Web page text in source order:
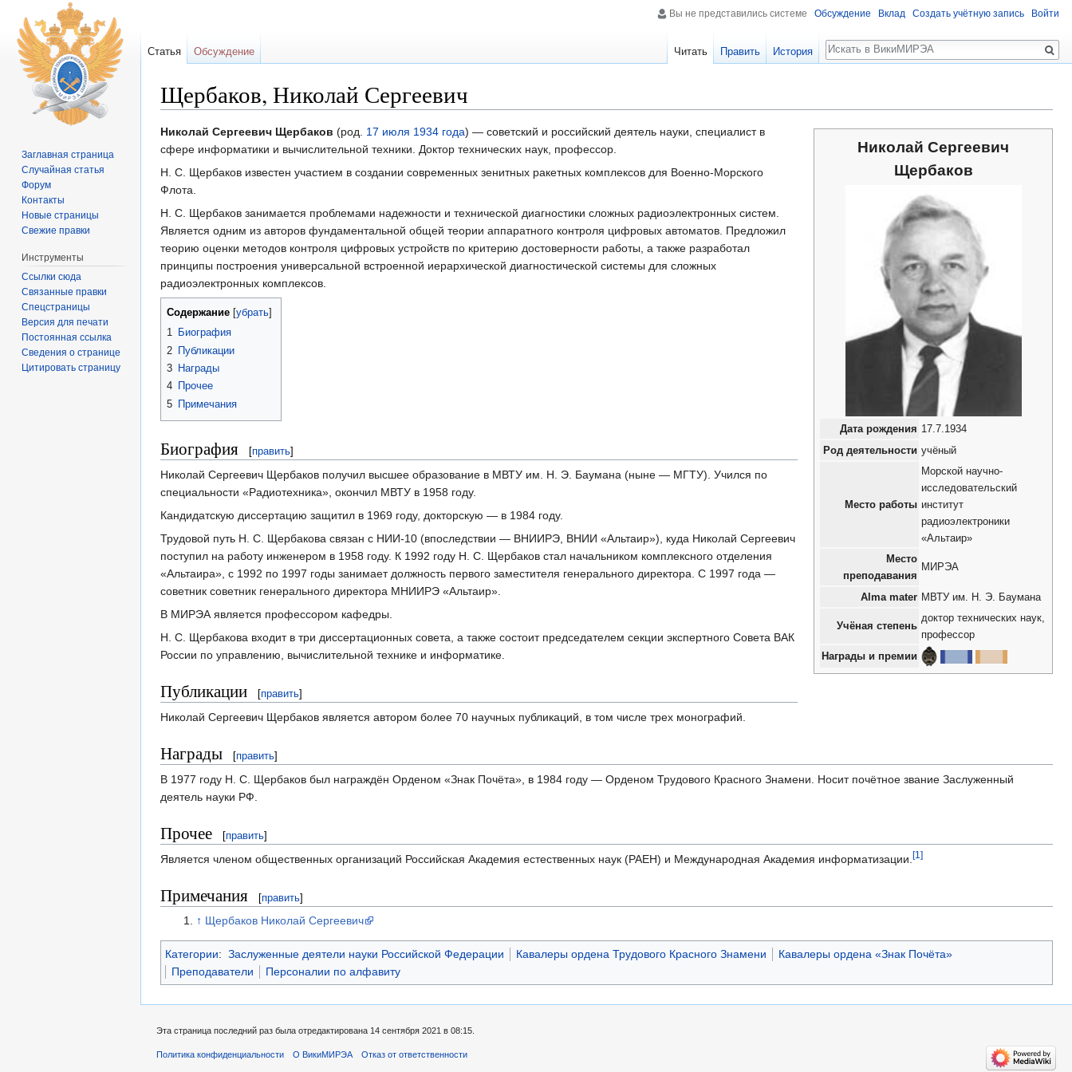
Щербаков, Николай Сергеевич
Николай Сергеевич
Щербаков
Дата рождения 17.7.1934
Род деятельности учёный
Место работы
Морской научно-
исследовательский
институт
радиоэлектроники
«Альтаир»
Место
преподавания
МИРЭА
Alma mater МВТУ им. Н. Э. Баумана
Учёная степень
доктор технических наук,
профессор
Награды и премии
Николай Сергеевич Щербаков (род. 17 июля 1934 года) — советский и российский деятель науки, специалист в
сфере информатики и вычислительной техники. Доктор технических наук, профессор.
Н. С. Щербаков известен участием в создании современных зенитных ракетных комплексов для Военно-Морского
Флота.
Н. С. Щербаков занимается проблемами надежности и технической диагностики сложных радиоэлектронных систем.
Является одним из авторов фундаментальной общей теории аппаратного контроля цифровых автоматов. Предложил
теорию оценки методов контроля цифровых устройств по критерию достоверности работы, а также разработал
принципы построения универсальной встроенной иерархической диагностической системы для сложных
радиоэлектронных комплексов.
Содержание убрать
1 Биография
2 Публикации
3 Награды
4 Прочее
5 Примечания
Биография [править]
Николай Сергеевич Щербаков получил высшее образование в МВТУ им. Н. Э. Баумана (ныне — МГТУ). Учился по
специальности «Радиотехника», окончил МВТУ в 1958 году.
Кандидатскую диссертацию защитил в 1969 году, докторскую — в 1984 году.
Трудовой путь Н. С. Щербакова связан с НИИ-10 (впоследствии — ВНИИРЭ, ВНИИ «Альтаир»), куда Николай Сергеевич
поступил на работу инженером в 1958 году. К 1992 году Н. С. Щербаков стал начальником комплексного отделения
«Альтаира», с 1992 по 1997 годы занимает должность первого заместителя генерального директора. С 1997 года —
советник советник генерального директора МНИИРЭ «Альтаир».
В МИРЭА является профессором кафедры.
Н. С. Щербакова входит в три диссертационных совета, а также состоит председателем секции экспертного Совета ВАК
России по управлению, вычислительной технике и информатике.
Публикации [править]
Николай Сергеевич Щербаков является автором более 70 научных публикаций, в том числе трех монографий.
Награды [править]
В 1977 году Н. С. Щербаков был награждён Орденом «Знак Почёта», в 1984 году — Орденом Трудового Красного Знамени. Носит почётное звание Заслуженный
деятель науки РФ.
Прочее [править]
Является членом общественных организаций Российская Академия естественных наук (РАЕН) и Международная Академия информатизации.[1]
Примечания [править]
↑ Щербаков Николай Сергеевич
Категории: Заслуженные деятели науки Российской Федерации Кавалеры ордена Трудового Красного Знамени
Кавалеры ордена «Знак Почёта»
Преподаватели
Персоналии по алфавиту
Вы не представились системе Обсуждение Вклад Создать учётную запись Войти
Статья Обсуждение Читать Править История
Поиск
Заглавная страница
Случайная статья
Форум
Контакты
Новые страницы
Свежие правки
Инструменты
Ссылки сюда
Связанные правки
Спецстраницы
Версия для печати
Постоянная ссылка
Сведения о странице
Цитировать страницу
Эта страница последний раз была отредактирована 14 сентября 2021 в 08:15.
Политика конфиденциальности О ВикиМИРЭА Отказ от ответственности